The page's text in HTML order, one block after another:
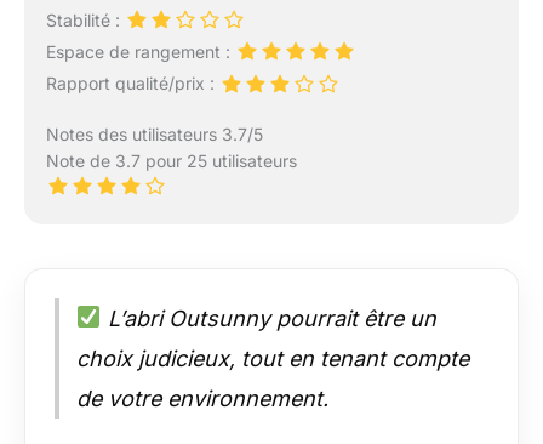
Stabilité :
Espace de rangement :
Rapport qualité/prix :
Notes des utilisateurs 3.7/5
Note de 3.7 pour 25 utilisateurs
L’abri Outsunny pourrait être un
choix judicieux, tout en tenant compte
de votre environnement.